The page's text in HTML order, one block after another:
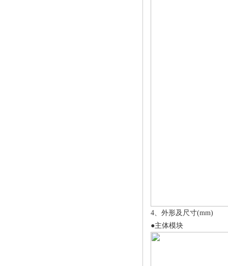
4、外形及尺寸(mm)
●主体模块